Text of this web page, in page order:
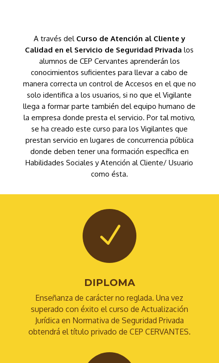
A través del Curso de Atención al Cliente y
Calidad en el Servicio de Seguridad Privadalos
alumnos de CEP Cervantes aprenderán los
conocimientos suficientes para llevar a cabo de
manera correcta un control de Accesos en el que no
solo identifica a los usuarios, si no que el Vigilante
llega a formar parte también del equipo humano de
la empresa donde presta el servicio. Por tal motivo,
se ha creado este curso para los Vigilantes que
prestan servicio en lugares de concurrencia pública
donde deben tener una formación específica en
Habilidades Sociales y Atención al Cliente/ Usuario
como ésta.
N
DIPLOMA
Enseñanza de carácter no reglada. Una vez
superado con éxito el curso de Actualización
Jurídica en Normativa de Seguridad Privada
obtendrá el título privado de CEP CERVANTES.